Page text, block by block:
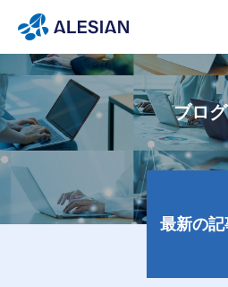
ブログ
最新の記